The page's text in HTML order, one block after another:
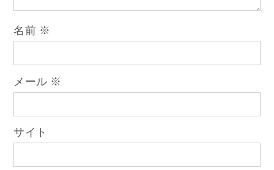
ョ
ン
名前 ※
メール ※
サイト